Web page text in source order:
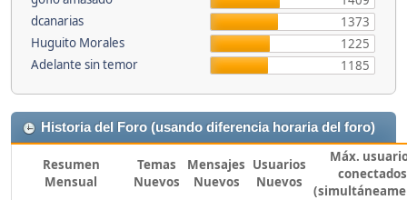
dcanarias
1373
Huguito Morales
1225
Adelante sin temor
1185
Historia del Foro (usando diferencia horaria del foro)
Resumen
Mensual
Temas
Nuevos
Mensajes
Nuevos
Usuarios
Nuevos
Máx.
conectados